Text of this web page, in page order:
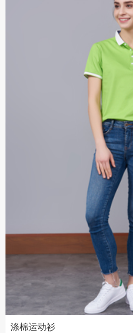
涤棉运动衫